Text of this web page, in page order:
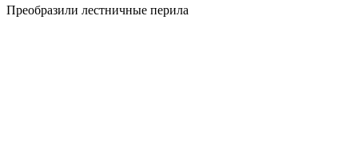
Преобразили лестничные перила